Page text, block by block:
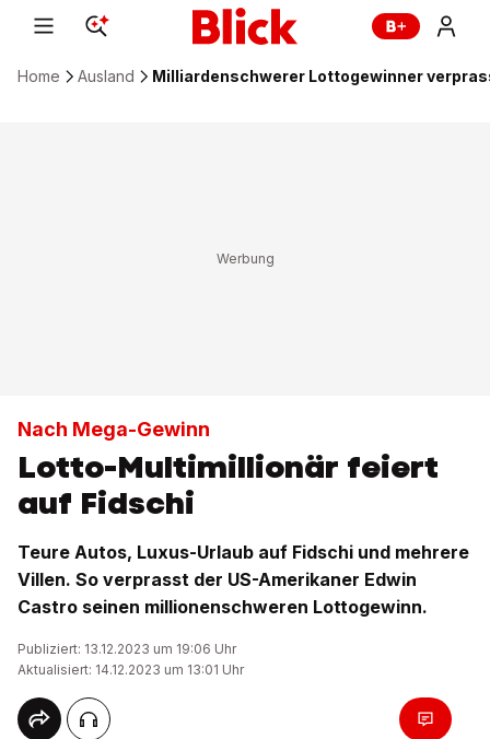
Home Ausland Milliardenschwerer Lottogewinner
Nach Mega-Gewinn
Lotto-Multimillionär feiert
auf Fidschi
Teure Autos, Luxus-Urlaub auf Fidschi und mehrere
Villen. So verprasst der US-Amerikaner Edwin
Castro seinen millionenschweren Lottogewinn.
Publiziert: 13.12.2023 um 19:06 Uhr
Aktualisiert: 14.12.2023 um 13:01 Uhr